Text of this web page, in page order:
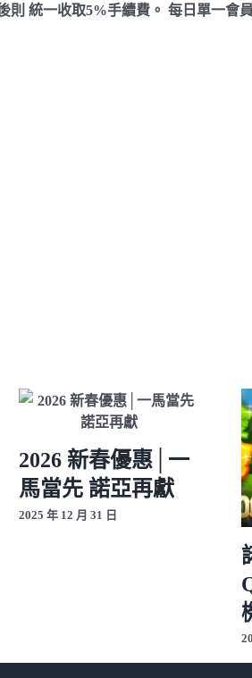
統一收取5%手續費。 每日單一會
2026 新春優惠│一
馬當先 諾亞再獻
2025 年 12 月 31 日